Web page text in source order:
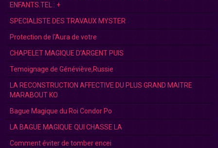
ENFANTS.TEL : +
SPECIALISTE DES TRAVAUX MYSTER
Protection de l'Aura de votre
CHAPELET MAGIQUE D’ARGENT PUIS
Temoignage de Généviève,Russie
LA RECONSTRUCTION AFFECTIVE DU PLUS GRAND MAITRE
MARABOUT KO
Bague Magique du Roi Condor Po
LA BAGUE MAGIQUE QUI CHASSE LA
Comment éviter de tomber encei